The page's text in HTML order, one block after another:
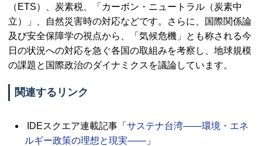
（ ETS）、炭素税、「カーボン・ニュートラル（炭素中
立）」、自然災害時の対応などです。さらに、国際関係論
及び安全保障学の視点から、「気候危機」とも称される今
日の状況への対応を急ぐ各国の取組みを考察し、地球規模
の課題と国際政治のダイナミクスを議論しています。
関連するリンク
IDEスクエア連載記事「 サステナ台湾――環境・エネ
ルギー政策の理想と現実―― 」